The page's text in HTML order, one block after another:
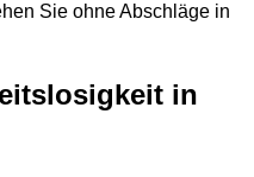
Sie ohne Abschläge in
in